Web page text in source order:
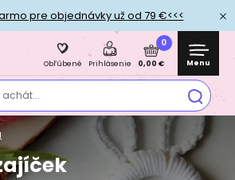
pre objednávky už od 79 €<<<
achát...
Obľúbené Prihlásenie
0
0,00 € Menu